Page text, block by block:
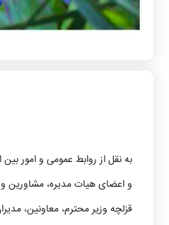
به نقل از روابط عمومی و امور
و اعضای هیات مدیره، مشاورین
قزلچه وزیر محترم، معاونین،